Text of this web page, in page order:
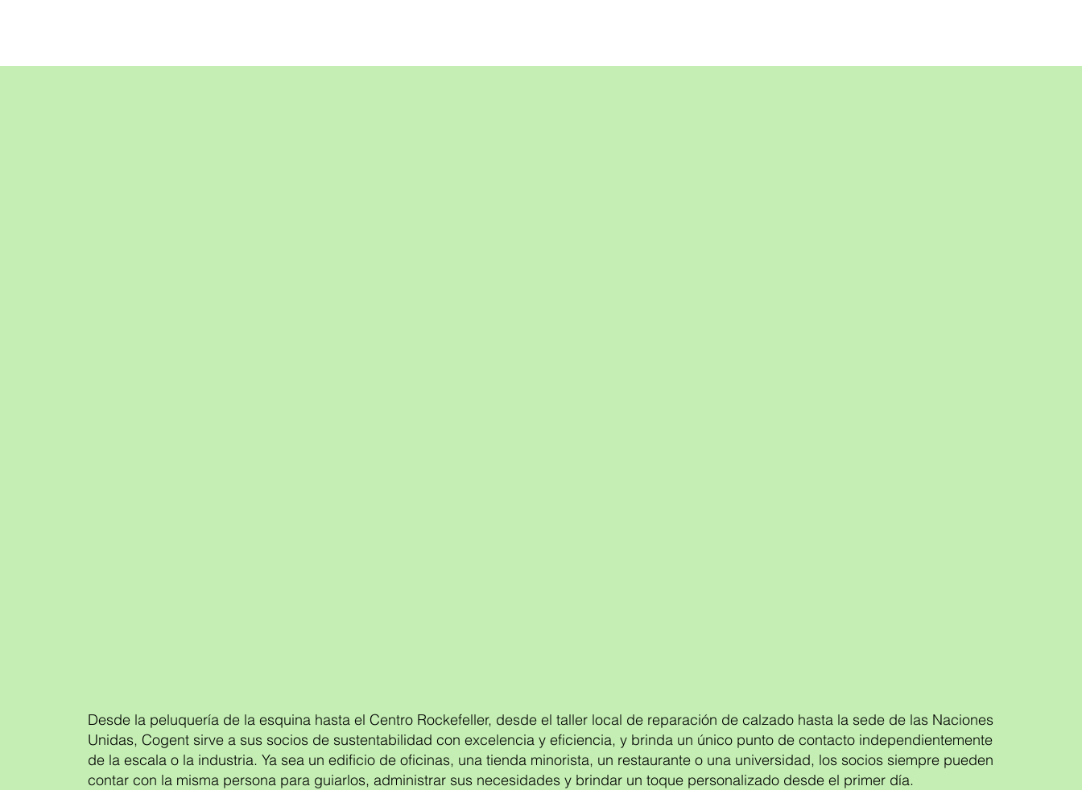
Desde la peluquería de la esquina hasta el Centro Rockefeller, desde el taller local de reparación de calzado hasta la sede de las Naciones
Unidas, Cogent sirve a sus socios de sustentabilidad con excelencia y eficiencia, y brinda un único punto de contacto independientemente
de la escala o la industria. Ya sea un edificio de oficinas, una tienda minorista, un restaurante o una universidad, los socios siempre pueden
contar con la misma persona para guiarlos, administrar sus necesidades y brindar un toque personalizado desde el primer día.